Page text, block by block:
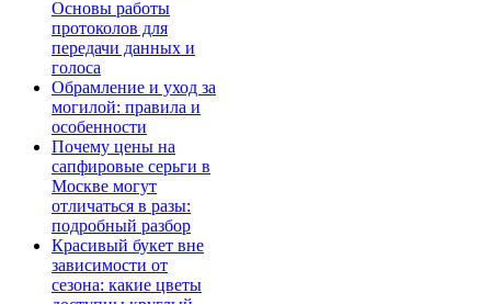
Основы работы
протоколов для
передачи данных и
голоса
Обрамление и уход за
могилой: правила и
особенности
Почему цены на
сапфировые серьги в
Москве могут
отличаться в разы:
подробный разбор
Красивый букет вне
зависимости от
сезона: какие цветы